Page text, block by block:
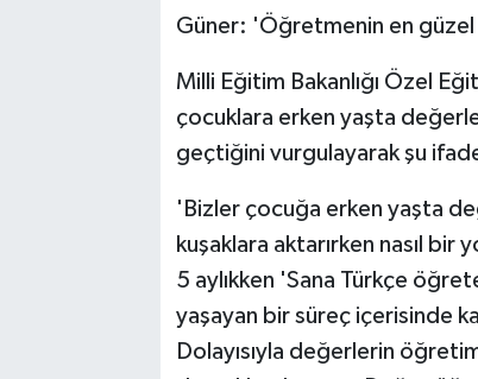
Güner: 'Öğretmenin en
Milli Eğitim Bakanlığı Özel
çocuklara erken yaşta
geçtiğini vurgulayarak şu
'Bizler çocuğa erken yaşta
kuşaklara aktarırken nasıl
5 aylıkken 'Sana Türkçe
yaşayan bir süreç içerisinde
Dolayısıyla değerlerin